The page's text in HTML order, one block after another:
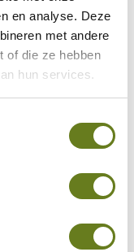
en analyse. Deze
met andere
of die ze hebben
hun services.